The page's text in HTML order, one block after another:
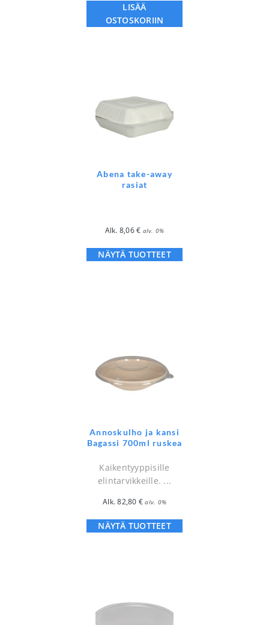
LISÄÄ
OSTOSKORIIN
Abena take-away
rasiat
Alk. 8,06€ alv. 0%
NÄYTÄ TUOTTEET
Annoskulho ja kansi
Bagassi 700ml ruskea
Kaikentyyppisille
elintarvikkeille. ...
Alk.82,80 € alv. 0%
NÄYTÄ TUOTTEET